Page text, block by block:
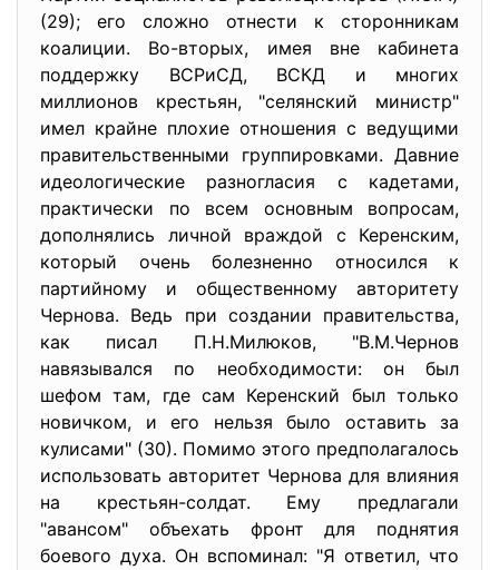
(29); его сложно отнести к сторонникам
коалиции. Во-вторых, имея вне кабинета
поддержку ВСРиСД, ВСКД и многих
миллионов крестьян, "селянский министр"
имел крайне плохие отношения с ведущими
правительственными группировками. Давние
идеологические разногласия с кадетами,
практически по всем основным вопросам,
дополнялись личной враждой с Керенским,
который очень болезненно относился к
партийному и общественному авторитету
Чернова. Ведь при создании правительства,
как писал П.Н.Милюков, "В.М.Чернов
навязывался по необходимости: он был
шефом там, где сам Керенский был только
новичком, и его нельзя было оставить за
кулисами" (30). Помимо этого предполагалось
использовать авторитет Чернова для влияния
на крестьян-солдат. Ему предлагали
"авансом" объехать фронт для поднятия
боевого духа. Он вспоминал: "Я ответил, что